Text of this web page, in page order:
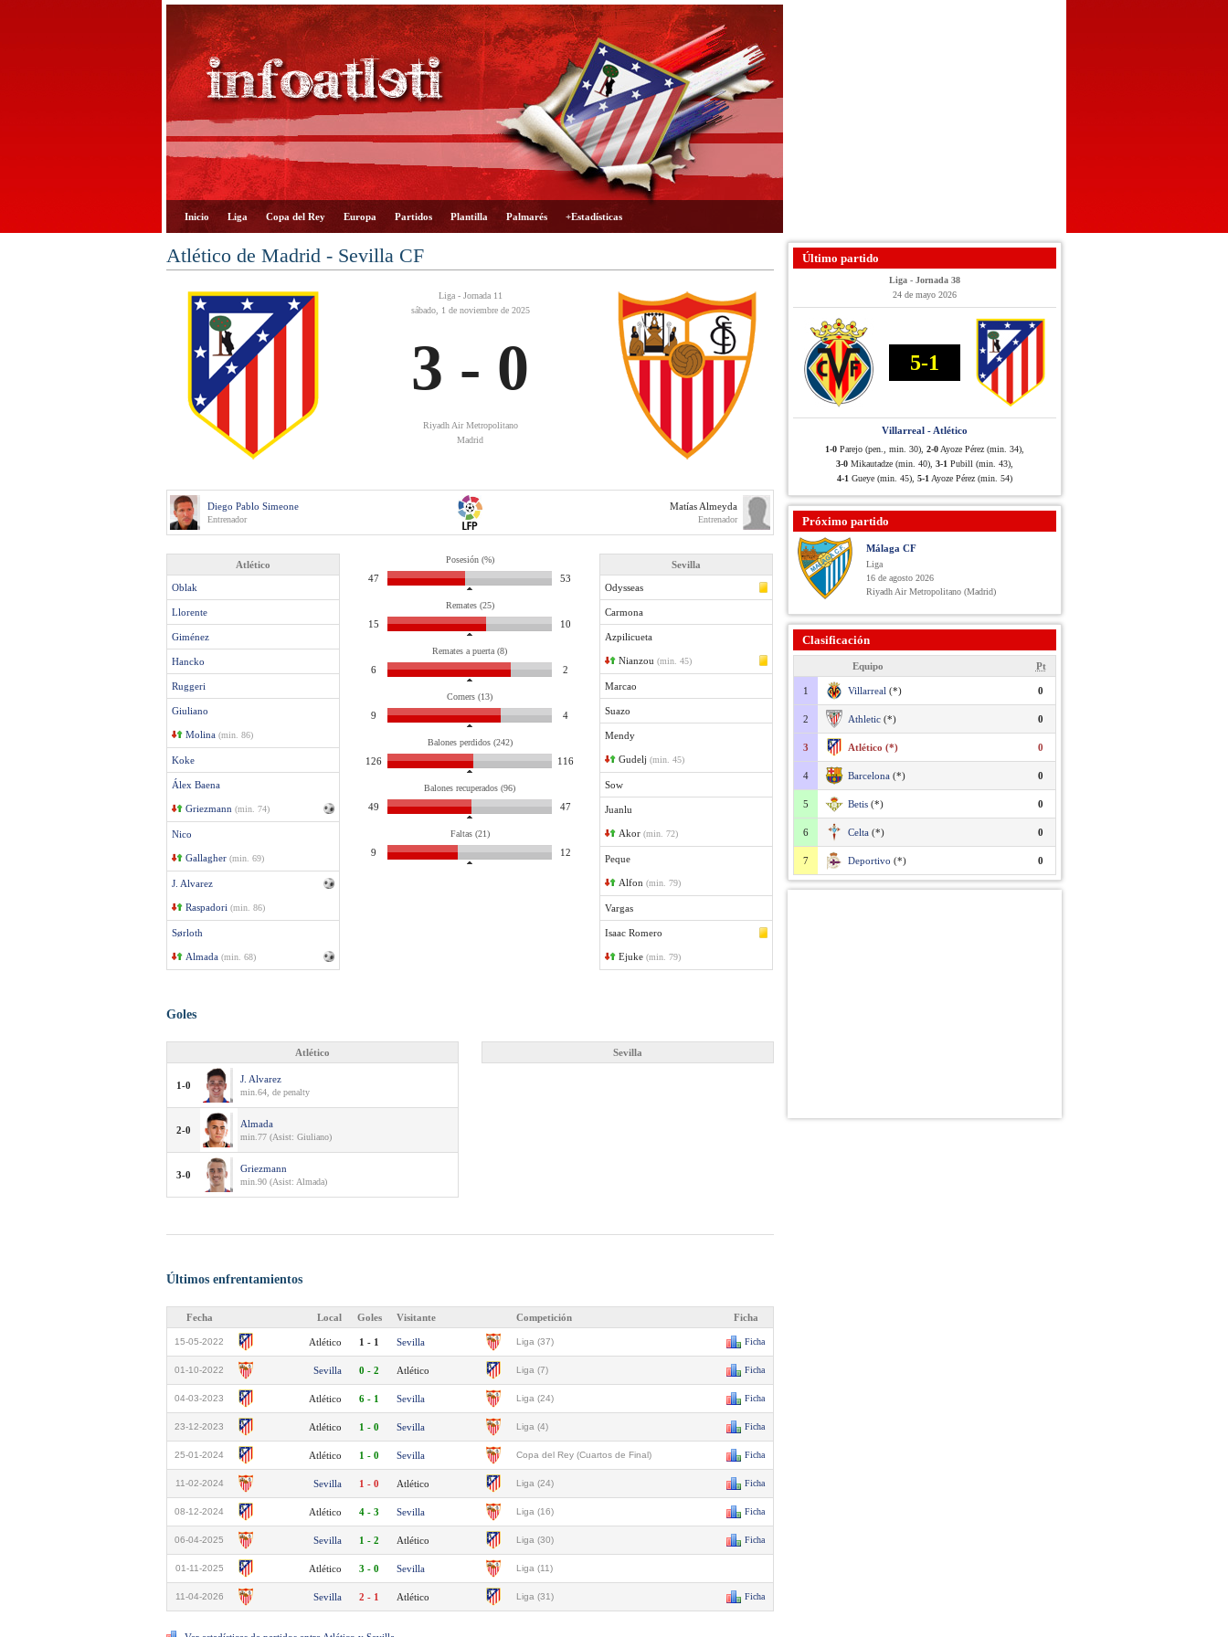
Inicio Liga Copa del Rey Europa Partidos Plantilla Palmarés +Estadísticas
Atlético de Madrid - Sevilla CF
Liga - Jornada 11
sábado, 1 de noviembre de 2025
3 - 0
Riyadh Air Metropolitano
Madrid
Diego Pablo Simeone
Entrenador
Matías Almeyda
Entrenador
Atlético
Oblak
Llorente
Giménez
Hancko
Ruggeri
Giuliano
Molina (min. 86)
Koke
Álex Baena
Griezmann (min. 74)
Nico
Gallagher (min. 69)
J. Alvarez
Raspadori (min. 86)
Sørloth
Almada (min. 68)
Posesión (%)
47 53
Remates (25)
15 10
Remates a puerta (8)
6 2
Corners (13)
9 4
Balones perdidos (242)
126 116
Balones recuperados (96)
49 47
Faltas (21)
9 12
Sevilla
Odysseas
Carmona
Azpilicueta
Nianzou (min. 45)
Marcao
Suazo
Mendy
Gudelj (min. 45)
Sow
Juanlu
Akor (min. 72)
Peque
Alfon (min. 79)
Vargas
Isaac Romero
Ejuke (min. 79)
Goles
Atlético
1-0
J. Alvarez
min.64, de penalty
2-0
Almada
min.77 (Asist: Giuliano)
3-0
Griezmann
min.90 (Asist: Almada)
Sevilla
Últimos enfrentamientos
Fecha Local Goles Visitante Competición Ficha
15-05-2022 Atlético 1 - 1 Sevilla Liga (37) Ficha
01-10-2022 Sevilla 0 - 2 Atlético Liga (7) Ficha
04-03-2023 Atlético 6 - 1 Sevilla Liga (24) Ficha
23-12-2023 Atlético 1 - 0 Sevilla Liga (4) Ficha
25-01-2024 Atlético 1 - 0 Sevilla Copa del Rey (Cuartos de Final) Ficha
11-02-2024 Sevilla 1 - 0 Atlético Liga (24) Ficha
08-12-2024 Atlético 4 - 3 Sevilla Liga (16) Ficha
06-04-2025 Sevilla 1 - 2 Atlético Liga (30) Ficha
01-11-2025 Atlético 3 - 0 Sevilla Liga (11)
11-04-2026 Sevilla 2 - 1 Atlético Liga (31) Ficha
Último partido
Liga - Jornada 38
24 de mayo 2026
5-1
Villarreal - Atlético
1-0 Parejo (pen., min. 30), 2-0 Ayoze Pérez (min. 34),
3-0 Mikautadze (min. 40), 3-1 Pubill (min. 43),
4-1 Gueye (min. 45), 5-1 Ayoze Pérez (min. 54)
Próximo partido
Málaga CF
Liga
16 de agosto 2026
Riyadh Air Metropolitano (Madrid)
Clasificación
Equipo Pt
1 Villarreal (*) 0
2 Athletic (*) 0
3 Atlético (*) 0
4 Barcelona (*) 0
5 Betis (*) 0
6 Celta (*) 0
7 Deportivo (*) 0